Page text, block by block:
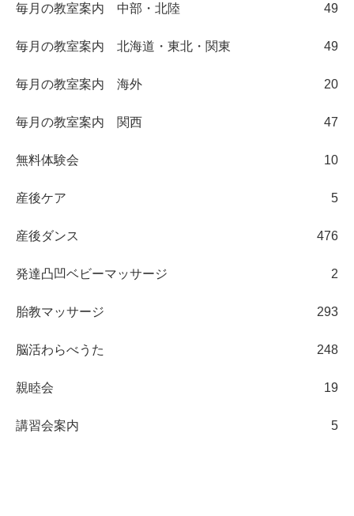
毎月の教室案内 中部・北陸 49
毎月の教室案内 北海道・東北・関東 49
毎月の教室案内 海外 20
毎月の教室案内 関西 47
無料体験会 10
産後ケア 5
産後ダンス 476
発達凸凹ベビーマッサージ 2
胎教マッサージ 293
脳活わらべうた 248
親睦会 19
講習会案内 5